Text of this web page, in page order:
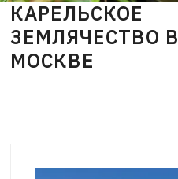
КАРЕЛЬСКОЕ
ЗЕМЛЯЧЕСТВО В
МОСКВЕ